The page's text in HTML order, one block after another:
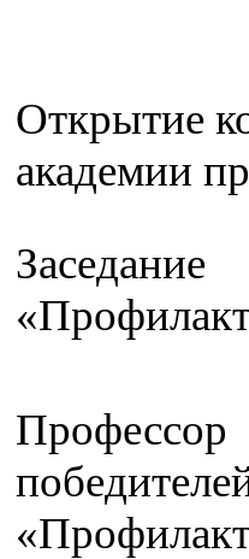
Открытие
академии